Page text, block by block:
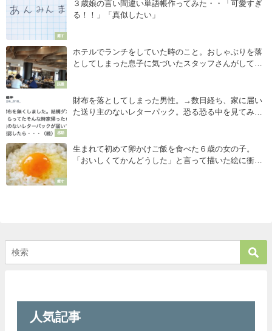
癒す
３歳娘の言い間違い単語帳作ってみた・・「可愛すぎ
る！！」「真似したい」
話題
ホテルでランチをしていた時のこと。おしゃぶりを落
としてしまった息子に気づいたスタッフさんがしてく
感動
財布を落としてしまった男性。→数日経ち、家に届い
た送り主のないレターパック。恐る恐る中を見てみる
癒す
生まれて初めて卵かけご飯を食べた６歳の女の子。
「おいしくてかんどうした」と言って描いた絵に衝撃
人気記事